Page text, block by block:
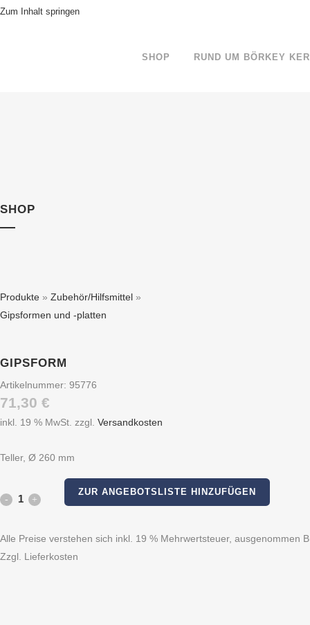
Zum Inhalt springen
SHOP RUND UM BÖRKEY
SHOP
Produkte » Zubehör/Hilfsmittel »
Gipsformen und -platten
GIPSFORM
Artikelnummer: 95776
71,30 €
inkl. 19 % MwSt. zzgl. Versandkosten
Teller, Ø 260 mm
Gipsform
ZUR ANGEBOTSLISTE HINZUFÜGEN
Alle Preise verstehen sich inkl. 19 % Mehrwertsteuer, ausgenommen
Zzgl. Lieferkosten